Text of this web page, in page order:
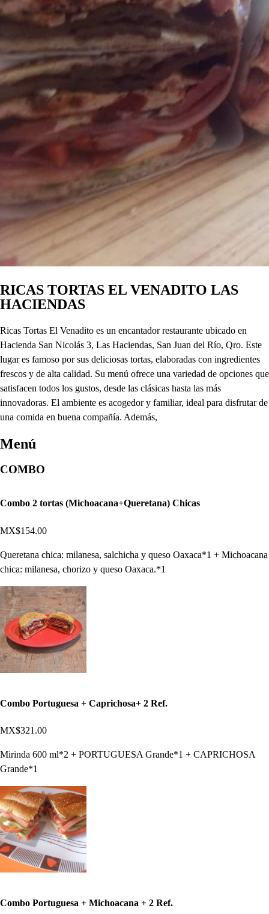
RICAS TORTAS EL VENADITO LAS
HACIENDAS
Ricas Tortas El Venadito es un encantador restaurante ubicado en
Hacienda San Nicolás 3, Las Haciendas, San Juan del Río, Qro. Este
lugar es famoso por sus deliciosas tortas, elaboradas con ingredientes
frescos y de alta calidad. Su menú ofrece una variedad de opciones que
satisfacen todos los gustos, desde las clásicas hasta las más
innovadoras. El ambiente es acogedor y familiar, ideal para disfrutar de
una comida en buena compañía. Además,
Menú
COMBO
Combo 2 tortas (Michoacana+Queretana) Chicas
MX$154.00
Queretana chica: milanesa, salchicha y queso Oaxaca*1 + Michoacana
chica: milanesa, chorizo y queso Oaxaca.*1
Combo Portuguesa + Caprichosa+ 2 Ref.
MX$321.00
Mirinda 600 ml*2 + PORTUGUESA Grande*1 + CAPRICHOSA
Grande*1
Combo Portuguesa + Michoacana + 2 Ref.